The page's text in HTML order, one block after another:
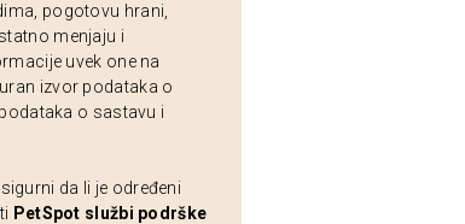
pogotovu hrani,
menjaju i
uvek one na
izvor podataka o
o sastavu i
da li je određeni
PetSpot službi podrške